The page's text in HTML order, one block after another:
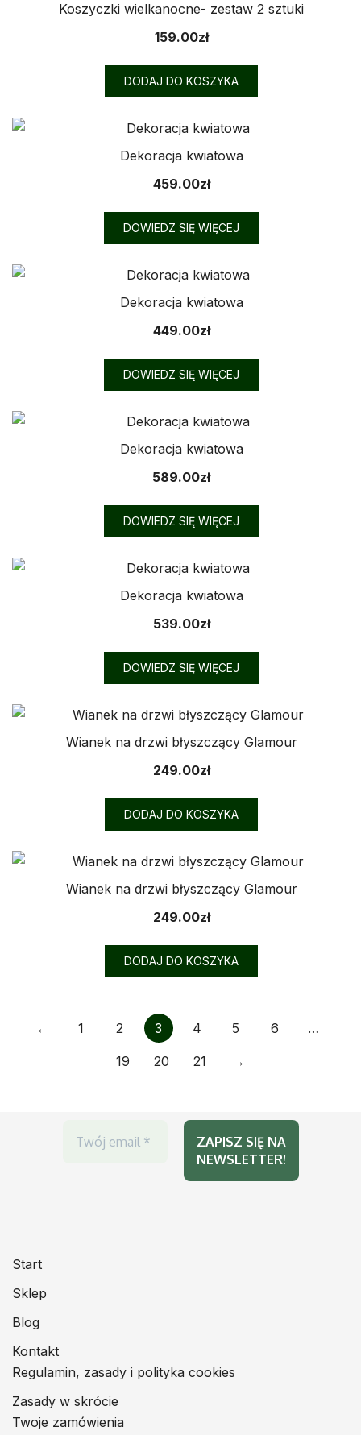
Koszyczki wielkanocne- zestaw 2 sztuki
159.00zł
DODAJ DO KOSZYKA
Dekoracja kwiatowa
459.00zł
DOWIEDZ SIĘ WIĘCEJ
Dekoracja kwiatowa
449.00zł
DOWIEDZ SIĘ WIĘCEJ
Dekoracja kwiatowa
589.00zł
DOWIEDZ SIĘ WIĘCEJ
Dekoracja kwiatowa
539.00zł
DOWIEDZ SIĘ WIĘCEJ
Wianek na drzwi błyszczący Glamour
249.00zł
DODAJ DO KOSZYKA
Wianek na drzwi błyszczący Glamour
249.00zł
DODAJ DO KOSZYKA
← 1 2 3 4 5 6 …
19 20 21 →
Start
Sklep
Blog
Kontakt
Regulamin, zasady i polityka cookies
Zasady w skrócie
Twoje zamówienia